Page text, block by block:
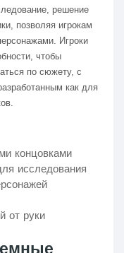
решение
позволяя игрокам
Игроки
чтобы
по сюжету, с
как для
концовками
исследования
от руки